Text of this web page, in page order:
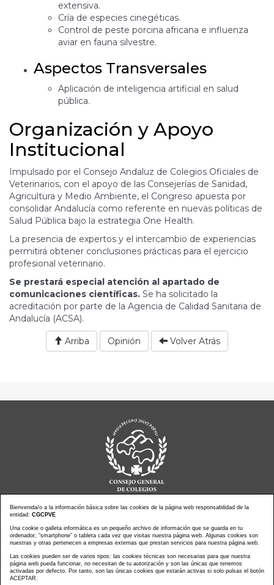
extensiva.
Cría de especies cinegéticas.
Control de peste porcina africana e influenza
aviar en fauna silvestre.
Aspectos Transversales
Aplicación de inteligencia artificial en salud
pública.
Organización y Apoyo
Institucional
Impulsado por el Consejo Andaluz de Colegios Oficiales de
Veterinarios, con el apoyo de las Consejerías de Sanidad,
Agricultura y Medio Ambiente, el Congreso apuesta por
consolidar Andalucía como referente en nuevas políticas de
Salud Pública bajo la estrategia One Health.
La presencia de expertos y el intercambio de experiencias
permitirá obtener conclusiones prácticas para el ejercicio
profesional veterinario.
Se prestará especial atención al apartado de
comunicaciones científicas. Se ha solicitado la
acreditación por parte de la Agencia de Calidad Sanitaria de
Andalucía (ACSA).
Arriba Opinión Volver Atrás
Noticias actualidad
Agenda de Actos
Revistas
PressClip
Multimedias
Contacto
Aviso Legal
Política Privacidad
Política Cookies
Bienvenida/o a la información básica sobre las cookies de la página web responsabilidad de la
entidad: CGCPVE
Una cookie o galleta informática es un pequeño archivo de información que se guarda en tu
ordenador, “smartphone” o tableta cada vez que visitas nuestra página web. Algunas cookies son
nuestras y otras pertenecen a empresas externas que prestan servicios para nuestra página web.
Las cookies pueden ser de varios tipos: las cookies técnicas son necesarias para que nuestra
página web pueda funcionar, no necesitan de tu autorización y son las únicas que tenemos
activadas por defecto. Por tanto, son las únicas cookies que estarán activas si solo pulsas el botón
ACEPTAR.